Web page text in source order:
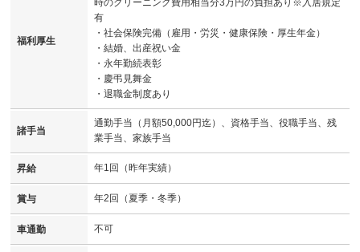
福利厚生
時のクリーニング費用相当分3万円の負担あり※入居規定
有
・社会保険完備（雇用・労災・健康保険・厚生年金）
・結婚、出産祝い金
・永年勤続表彰
・慶弔見舞金
・退職金制度あり
諸手当
通勤手当（月額50,000円迄）、資格手当、役職手当、残
業手当、家族手当
昇給 年1回（昨年実績）
賞与 年2回（夏季・冬季）
車通勤 不可